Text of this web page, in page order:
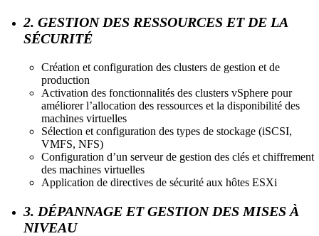
2. GESTION DES RESSOURCES ET DE LA
SÉCURITÉ
Création et configuration des clusters de gestion et de
production
Activation des fonctionnalités des clusters vSphere pour
améliorer l’allocation des ressources et la disponibilité des
machines virtuelles
Sélection et configuration des types de stockage (iSCSI,
VMFS, NFS)
Configuration d’un serveur de gestion des clés et chiffrement
des machines virtuelles
Application de directives de sécurité aux hôtes ESXi
3. DÉPANNAGE ET GESTION DES MISES À
NIVEAU